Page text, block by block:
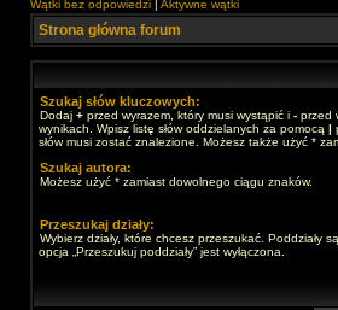
Wątki bez odpowiedzi | Aktywne wątki
Strona główna forum
Szukaj słów kluczowych:
Dodaj + przed wyrazem, który musi wystąpić i - przed
wynikach. Wpisz listę słów oddzielanych za pomocą |
słów musi zostać znalezione. Możesz także użyć *
Szukaj autora:
Możesz użyć * zamiast dowolnego ciągu znaków.
Przeszukaj działy:
Wybierz działy, które chcesz przeszukać. Poddziały
opcja „Przeszukuj poddziały” jest wyłączona.